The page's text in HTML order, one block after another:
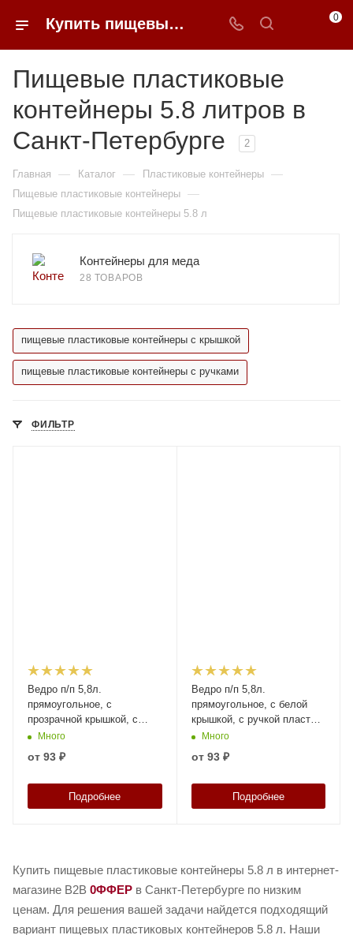
Купить пищевые пластиковые контейнеры 5.8 литров в Санкт-Петербурге недорого | 0FFER 0
Пищевые пластиковые
контейнеры 5.8 литров в
Санкт-Петербурге
2
Главная — Каталог — Пластиковые контейнеры —
Пищевые пластиковые контейнеры —
Пищевые пластиковые контейнеры 5.8 л
Контейнеры для меда
28 ТОВАРОВ
пищевые пластиковые контейнеры с крышкой
пищевые пластиковые контейнеры с ручками
ФИЛЬТР
Ведро п/п 5,8л.
прямоугольное, с
прозрачной крышкой, с
ручкой пластик, код: 37376
Много
от 93 ₽
Подробнее
Ведро п/п 5,8л.
прямоугольное, с белой
крышкой, с ручкой пластик,
код: 37375
Много
от 93 ₽
Подробнее
Купить пищевые пластиковые контейнеры 5.8 л в интернет-
магазине B2B 0ФФЕР в Санкт-Петербурге по низким
ценам. Для решения вашей задачи найдется подходящий
вариант пищевых пластиковых контейнеров 5.8 л. Наши